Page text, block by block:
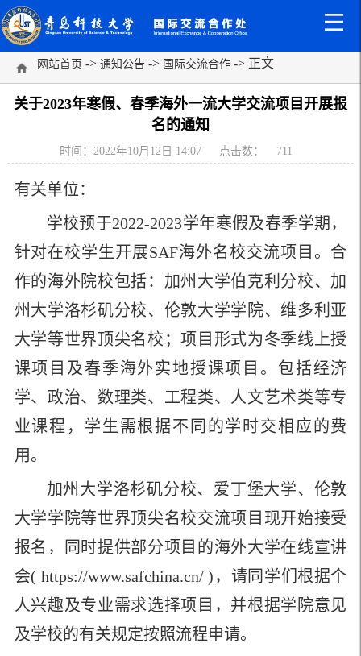
网站首页 -> 通知公告 -> 国际交流合作 -> 正文
关于2023年寒假、春季海外一流大学交流项目开展报
名的通知
时间：2022年10月12日 14:07 点击数： 711
有关单位：
学校预于2022-2023学年寒假及春季学期，
针对在校学生开展SAF海外名校交流项目。合
作的海外院校包括：加州大学伯克利分校、加
州大学洛杉矶分校、伦敦大学学院、维多利亚
大学等世界顶尖名校；项目形式为冬季线上授
课项目及春季海外实地授课项目。包括经济
学、政治、数理类、工程类、人文艺术类等专
业课程，学生需根据不同的学时交相应的费
用。
加州大学洛杉矶分校、爱丁堡大学、伦敦
大学学院等世界顶尖名校交流项目现开始接受
报名，同时提供部分项目的海外大学在线宣讲
会( https://www.safchina.cn/) ，请同学们根据个
人兴趣及专业需求选择项目，并根据学院意见
及学校的有关规定按照流程申请。